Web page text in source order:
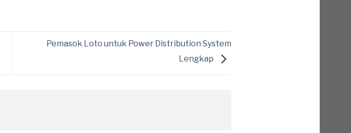
Pemasok Loto untuk Power Distribution System
Lengkap